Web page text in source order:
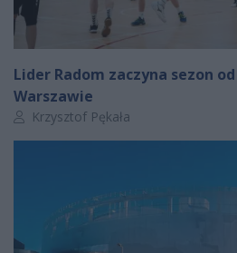
Lider Radom zaczyna sezon
Warszawie
Autor artykułu:
Krzysztof Pękała